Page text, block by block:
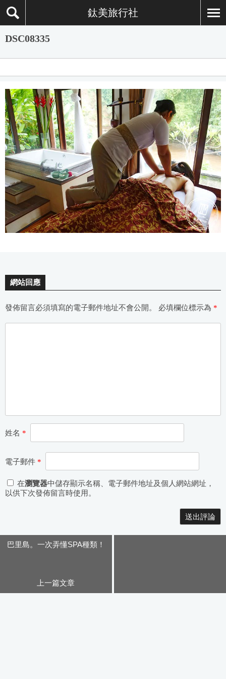
鈦美旅行社
DSC08335
網站回應
發佈留言必須填寫的電子郵件地址不會公開。 必填欄位標示為 *
姓名 *
電子郵件 *
在瀏覽器中儲存顯示名稱、電子郵件地址及個人網站網址，
以供下次發佈留言時使用。
巴里島。一次弄懂SPA種類！
上一篇文章